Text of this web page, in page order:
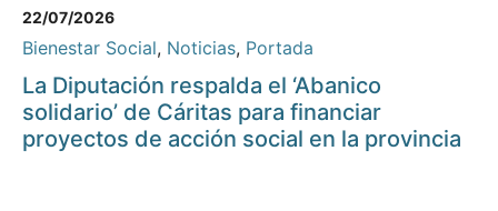
22/07/2026
Bienestar Social, Noticias, Portada
La Diputación respalda el ‘Abanico
solidario’ de Cáritas para financiar
proyectos de acción social en la provincia